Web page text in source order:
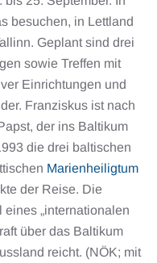
besuchen, in Lettland
Geplant sind drei
sowie Treffen mit
Einrichtungen und
Franziskus ist nach
der ins Baltikum
die drei baltischen
Marienheiligtum
der Reise. Die
„internationalen
über das Baltikum
reicht. (NÖK; mit